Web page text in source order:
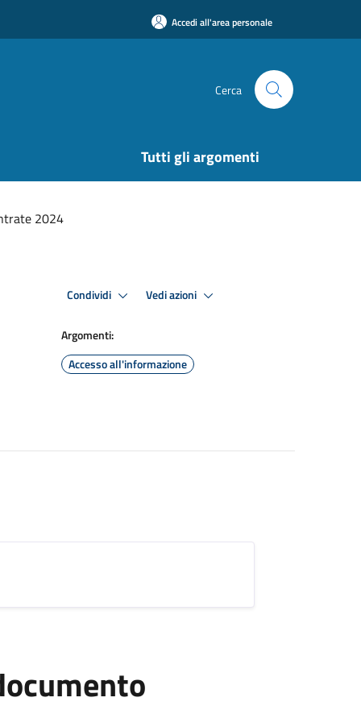
Accedi all'area personale
Cerca
Tutti gli argomenti
2024
Condividi Vedi azioni
Argomenti:
Accesso all'informazione